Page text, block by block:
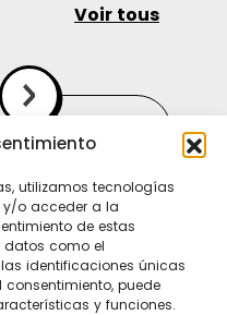
utilizamos tecnologías
o acceder a la
de estas
datos como el
identificaciones únicas
consentimiento, puede
y funciones.
Voir tous